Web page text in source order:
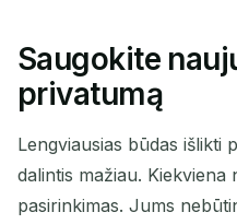
Saugokite
privatumą
Lengviausias būdas išlikti
dalintis mažiau. Kiekviena
pasirinkimas. Jums